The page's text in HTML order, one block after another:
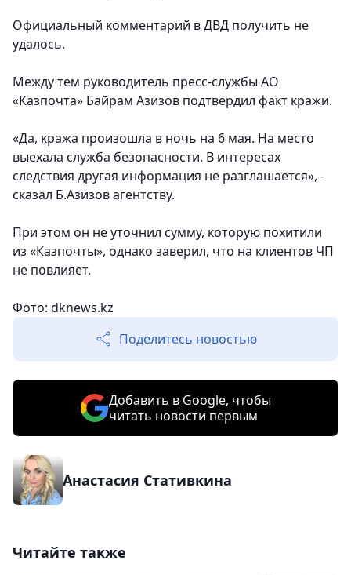
Официальный комментарий в ДВД получить не
удалось.
Между тем руководитель пресс-службы АО
«Казпочта» Байрам Азизов подтвердил факт кражи.
«Да, кража произошла в ночь на 6 мая. На место
выехала служба безопасности. В интересах
следствия другая информация не разглашается», -
сказал Б.Азизов агентству.
При этом он не уточнил сумму, которую похитили
из «Казпочты», однако заверил, что на клиентов ЧП
не повлияет.
Фото: dknews.kz
Поделитесь новостью
Добавить в Google, чтобы
читать новости первым
Анастасия Стативкина
Читайте также